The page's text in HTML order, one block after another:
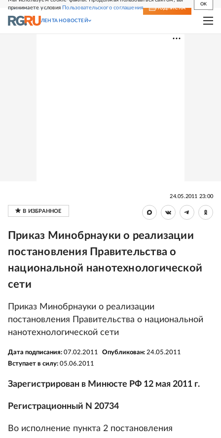
принимаете условия Пользовательского соглашения
OK
СВЕЖИЙ НОМЕР ПОДПИСКА
ЛЕНТА НОВОСТЕЙ
24.05.2011 23:00
Приказ Минобрнауки о реализации
постановления Правительства о
национальной нанотехнологической
сети
Приказ Минобрнауки о реализации
постановления Правительства о национальной
нанотехнологической сети
Дата подписания: 07.02.2011 Опубликован: 24.05.2011
Вступает в силу: 05.06.2011
Зарегистрирован в Минюсте РФ 12 мая 2011 г.
Регистрационный N 20734
Во исполнение пункта 2 постановления